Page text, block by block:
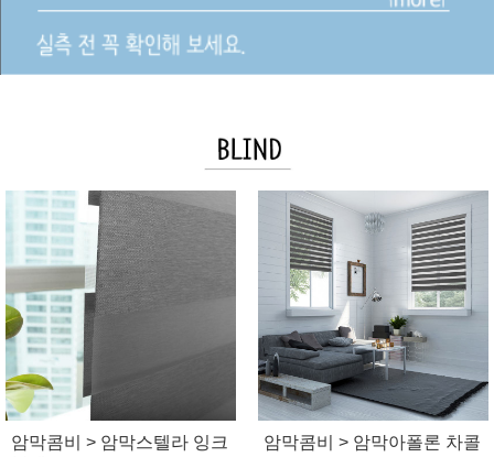
암막콤비 > 암막스텔라 잉크
암막콤비 > 암막아폴론 차콜